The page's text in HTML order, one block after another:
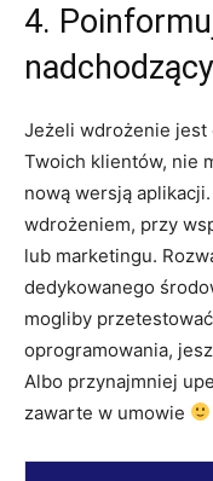
4.
Jeżeli wdrożenie jest
Twoich klientów, nie
nową wersją
wdrożeniem, przy
lub marketingu.
dedykowanego
mogliby
oprogramowania,
Albo przynajmniej
zawarte w umowie